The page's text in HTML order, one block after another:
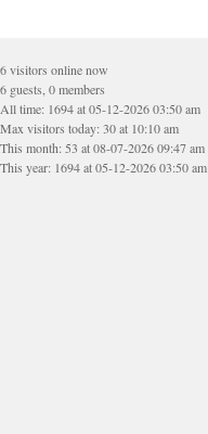
6 visitors online now
6 guests, 0 members
All time: 1694 at 05-12-2026 03:50 am
Max visitors today: 30 at 10:10 am
This month: 53 at 08-07-2026 09:47 am
This year: 1694 at 05-12-2026 03:50 am